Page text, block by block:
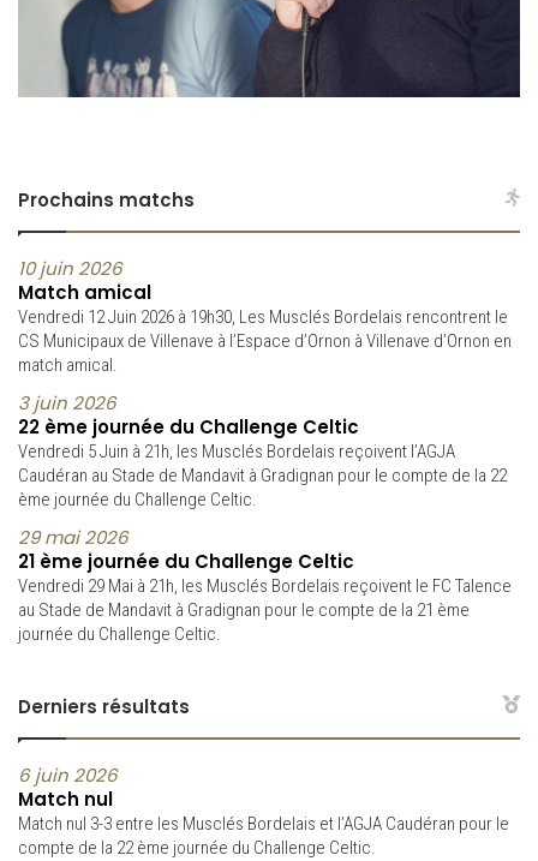
Prochains matchs
10 juin 2026
Match amical
Vendredi 12 Juin 2026 à 19h30, Les Musclés Bordelais rencontrent le
CS Municipaux de Villenave à l’Espace d’Ornon à Villenave d’Ornon en
match amical.
3 juin 2026
22 ème journée du Challenge Celtic
Vendredi 5 Juin à 21h, les Musclés Bordelais reçoivent l’AGJA
Caudéran au Stade de Mandavit à Gradignan pour le compte de la 22
ème journée du Challenge Celtic.
29 mai 2026
21 ème journée du Challenge Celtic
Vendredi 29 Mai à 21h, les Musclés Bordelais reçoivent le FC Talence
au Stade de Mandavit à Gradignan pour le compte de la 21 ème
journée du Challenge Celtic.
Derniers résultats
6 juin 2026
Match nul
Match nul 3-3 entre les Musclés Bordelais et l’AGJA Caudéran pour le
compte de la 22 ème journée du Challenge Celtic.